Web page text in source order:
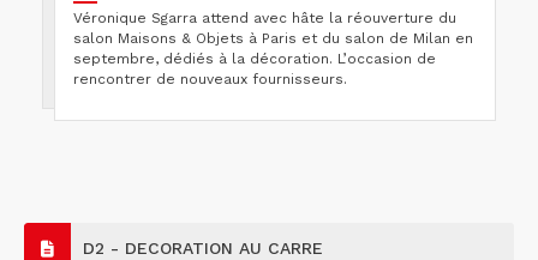
Véronique Sgarra attend avec hâte la réouverture du
salon Maisons & Objets à Paris et du salon de Milan en
septembre, dédiés à la décoration. L’occasion de
rencontrer de nouveaux fournisseurs.
D2 - DECORATION AU CARRE